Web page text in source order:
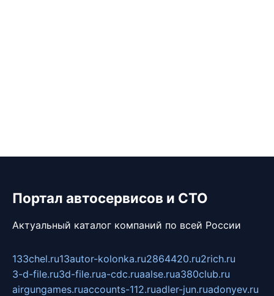
Портал автосервисов и СТО
Актуальный каталог компаний по всей России
133chel.ru13autor-kolonka.ru2864420.ru2rich.ru
3-d-file.ru3d-file.rua-cdc.ruaalse.rua380club.ru
airgungames.ruaccounts-112.ruadler-jun.ruadonyev.ru